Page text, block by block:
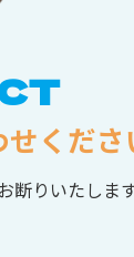
くださ
断りいたしま